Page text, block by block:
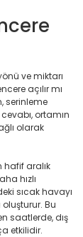
ve miktarı
açılır mı
serinleme
ortamın
olarak
hafif aralık
hızlı
sıcak havayı
Bu
saatlerde, dış
etkilidir.